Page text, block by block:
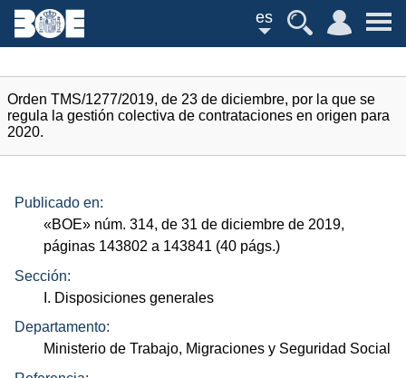
es
Orden TMS/1277/2019, de 23 de diciembre, por la que se
regula la gestión colectiva de contrataciones en origen para
2020.
Publicado en:
«BOE» núm. 314, de 31 de diciembre de 2019,
páginas 143802 a 143841 (40 págs.)
Sección:
I. Disposiciones generales
Departamento:
Ministerio de Trabajo, Migraciones y Seguridad Social